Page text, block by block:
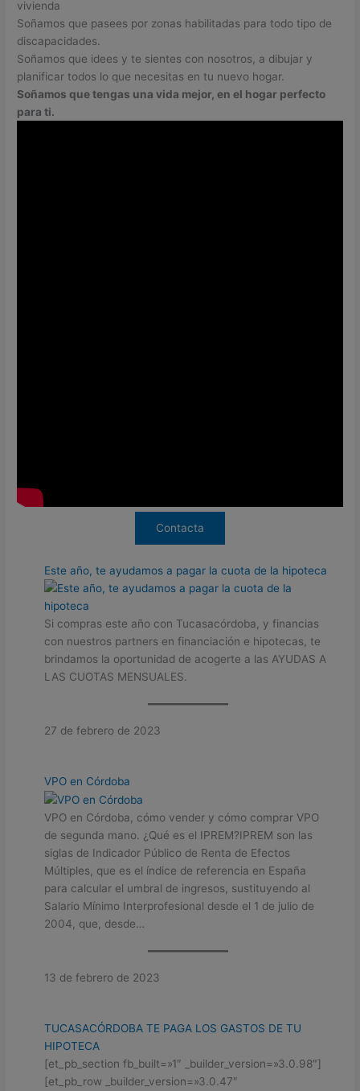
vivienda
Soñamos que pasees por zonas habilitadas para todo tipo de
discapacidades.
Soñamos que idees y te sientes con nosotros, a dibujar y
planificar todos lo que necesitas en tu nuevo hogar.
Soñamos que tengas una vida mejor, en el hogar perfecto
para ti.
Contacta
Este año, te ayudamos a pagar la cuota de la hipoteca
Si compras este año con Tucasacórdoba, y financias
con nuestros partners en financiación e hipotecas, te
brindamos la oportunidad de acogerte a las AYUDAS A
LAS CUOTAS MENSUALES.
27 de febrero de 2023
VPO en Córdoba
VPO en Córdoba, cómo vender y cómo comprar VPO
de segunda mano. ¿Qué es el IPREM?IPREM son las
siglas de Indicador Público de Renta de Efectos
Múltiples, que es el índice de referencia en España
para calcular el umbral de ingresos, sustituyendo al
Salario Mínimo Interprofesional desde el 1 de julio de
2004, que, desde…
13 de febrero de 2023
TUCASACÓRDOBA TE PAGA LOS GASTOS DE TU
HIPOTECA
[et_pb_section fb_built=»1″ _builder_version=»3.0.98″]
[et_pb_row _builder_version=»3.0.47″